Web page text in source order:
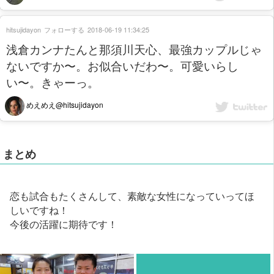
浅倉カンナたんと那須川天心、最強カップルじゃ
ないですか〜。お似合いだわ〜。可愛いらし
い〜。きゃーっ。
めえめえ@hitsujidayon
hitsujidayon フォローする 2018-06-19 11:34:25
まとめ
恋も試合もたくさんして、素敵な女性になっていってほ
しいですね！
今後の活躍に期待です！